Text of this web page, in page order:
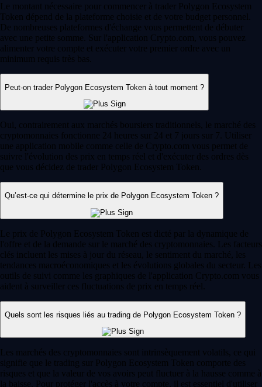
Le montant nécessaire pour commencer à trader Polygon Ecosystem
Token dépend de la plateforme choisie et de votre budget personnel.
De nombreuses plateformes d'échange vous permettent de débuter
avec une petite somme. Sur l'application Crypto.com, vous pouvez
alimenter votre compte et exécuter votre premier ordre avec un
minimum requis très bas.
Peut-on trader Polygon Ecosystem Token à tout moment ?
Oui, contrairement aux marchés boursiers traditionnels, le marché des
cryptomonnaies fonctionne 24 heures sur 24 et 7 jours sur 7. Utiliser
une application mobile comme celle de Crypto.com vous permet de
suivre l'évolution des prix en temps réel et d'exécuter des ordres dès
que vous décidez de trader Polygon Ecosystem Token.
Qu’est-ce qui détermine le prix de Polygon Ecosystem Token ?
Le prix de Polygon Ecosystem Token est dicté par la dynamique de
l'offre et de la demande sur le marché des cryptomonnaies. Les facteurs
clés incluent les mises à jour du réseau, le sentiment du marché, les
tendances macroéconomiques et les évolutions globales du secteur. Les
outils de suivi comme les graphiques de l'application Crypto.com vous
aident à surveiller ces fluctuations de prix en temps réel.
Quels sont les risques liés au trading de Polygon Ecosystem Token ?
Les marchés des cryptomonnaies sont intrinsèquement volatils, ce qui
signifie que le trading sur Polygon Ecosystem Token comporte des
risques et que la valeur de vos avoirs peut fluctuer à la hausse comme à
la baisse. Pour protéger l'accès à votre compte, il est essentiel d'utiliser